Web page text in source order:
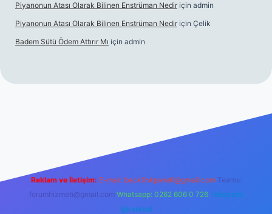
Piyanonun Atası Olarak Bilinen Enstrüman Nedir için admin
Piyanonun Atası Olarak Bilinen Enstrüman Nedir için Çelik
Badem Sütü Ödem Attırır Mı için admin
Reklam ve İletişim: E-mail: backlinkpaneli@gmail.com Teams:
forumhizmeti@gmail.com Whatsapp: 0262 606 0 726 Telegram:
@karabul